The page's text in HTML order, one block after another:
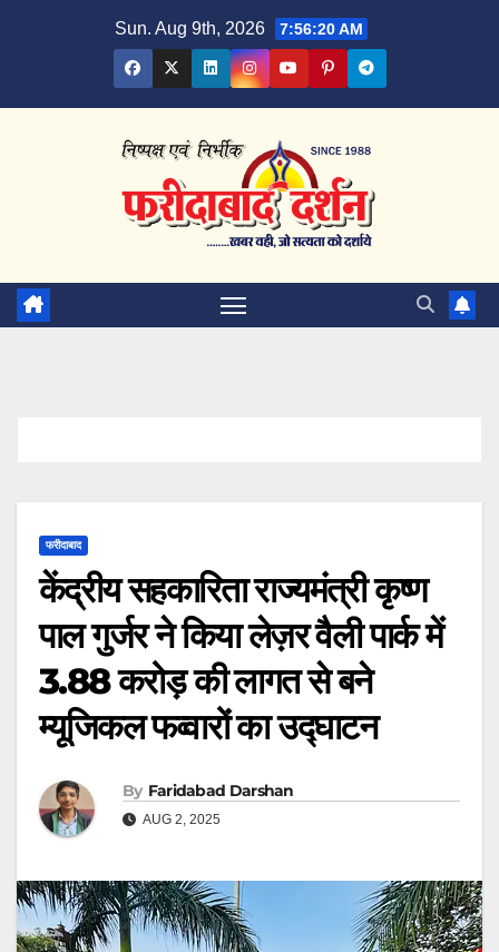
Sun. Aug 9th, 2026 7:56:20 AM
फरीदाबाद
केंद्रीय सहकारिता राज्यमंत्री कृष्ण
पाल गुर्जर ने किया लेज़र वैली पार्क में
3.88 करोड़ की लागत से बने
म्यूजिकल फव्वारों का उद्घाटन
By Faridabad Darshan
AUG 2, 2025